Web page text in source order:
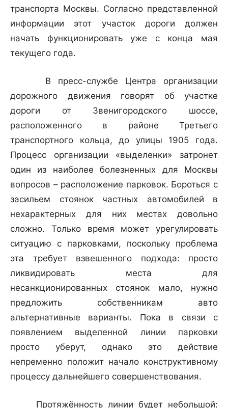
транспорта Москвы. Согласно представленной
информации этот участок дороги должен
начать функционировать уже с конца мая
текущего года.
В пресс-службе Центра организации
дорожного движения говорят об участке
дороги от Звенигородского шоссе,
расположенного в районе Третьего
транспортного кольца, до улицы 1905 года.
Процесс организации «выделенки» затронет
один из наиболее болезненных для Москвы
вопросов – расположение парковок. Бороться с
засильем стоянок частных автомобилей в
нехарактерных для них местах довольно
сложно. Только время может урегулировать
ситуацию с парковками, поскольку проблема
эта требует взвешенного подхода: просто
ликвидировать места для
несанкционированных стоянок мало, нужно
предложить собственникам авто
альтернативные варианты. Пока в связи с
появлением выделенной линии парковки
просто уберут, однако это действие
непременно положит начало конструктивному
процессу дальнейшего совершенствования.
Протяжённость линии будет небольшой: